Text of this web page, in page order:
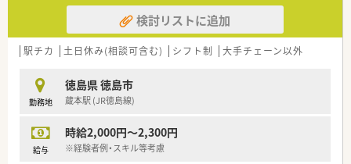
【法人特徴について】
■徳島県内に地域に根差した調剤薬局を8店舗展開しており、安
定した経営基盤を誇る企業です。
方でも安心して学べる環境です。
■従業員本人だけでなく、同居しているご家族のお薬代も全額法
人が負担する手厚い福利厚生があります。
検討リストに追加
駅チカ 土日休み(相談可含む) シフト制 大手チェーン以外
勤務地
徳島県 徳島市
蔵本駅 (JR徳島線)
給与
時給2,000円～2,300円
※経験者例・スキル等考慮